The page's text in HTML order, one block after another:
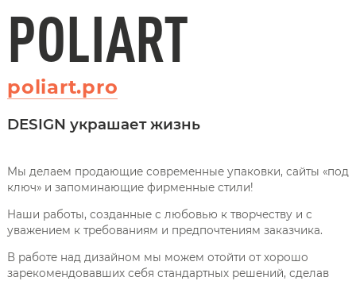
POLIART
poliart.pro
DESIGN украшает жизнь
Мы делаем продающие современные упаковки, сайты «под
ключ» и запоминающие фирменные стили!
Наши работы, созданные с любовью к творчеству и с
уважением к требованиям и предпочтениям заказчика.
В работе над дизайном мы можем отойти от хорошо
зарекомендовавших себя стандартных решений, сделав